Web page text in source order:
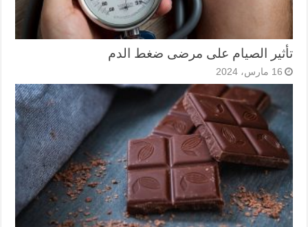
تأثير الصيام على مرضى ضغط الدم
16 مارس، 2024